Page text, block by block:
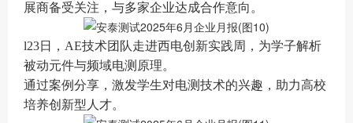
展商备受关注，与多家企业达成合作意向。
l23日，AE技术团队走进西电创新实践周，为学子解析
被动元件与频域电测原理。
通过案例分享，激发学生对电测技术的兴趣，助力高校
培养创新型人才。